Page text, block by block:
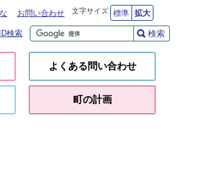
お問い合わせ 文字サイズ 標準 拡大
ID検索 検索
よくある問い合わせ
町の計画